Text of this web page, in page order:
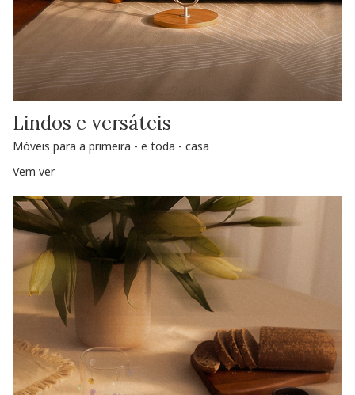
Lindos e versáteis
Móveis para a primeira - e toda - casa
Vem ver